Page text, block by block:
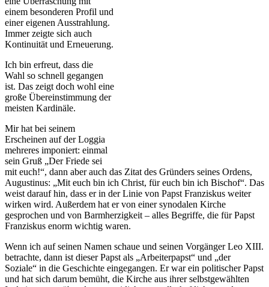
einem besonderen Profil und
einer eigenen Ausstrahlung.
Immer zeigte sich auch
Kontinuität und Erneuerung.
Ich bin erfreut, dass die
Wahl so schnell gegangen
ist. Das zeigt doch wohl eine
große Übereinstimmung der
meisten Kardinäle.
Mir hat bei seinem
Erscheinen auf der Loggia
mehreres imponiert: einmal
sein Gruß „Der Friede sei
mit euch!“, dann aber auch das Zitat des Gründers seines Ordens,
Augustinus: „Mit euch bin ich Christ, für euch bin ich Bischof“. Das
weist darauf hin, dass er in der Linie von Papst Franziskus weiter
wirken wird. Außerdem hat er von einer synodalen Kirche
gesprochen und von Barmherzigkeit – alles Begriffe, die für Papst
Franziskus enorm wichtig waren.
Wenn ich auf seinen Namen schaue und seinen Vorgänger Leo XIII.
betrachte, dann ist dieser Papst als „Arbeiterpapst“ und „der
Soziale“ in die Geschichte eingegangen. Er war ein politischer Papst
und hat sich darum bemüht, die Kirche aus ihrer selbstgewählten